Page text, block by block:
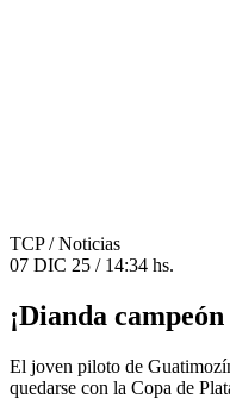
TCP/ Noticias
07 DIC 25 / 14:34 hs.
¡Dianda
El joven piloto de
quedarse con la Copa de